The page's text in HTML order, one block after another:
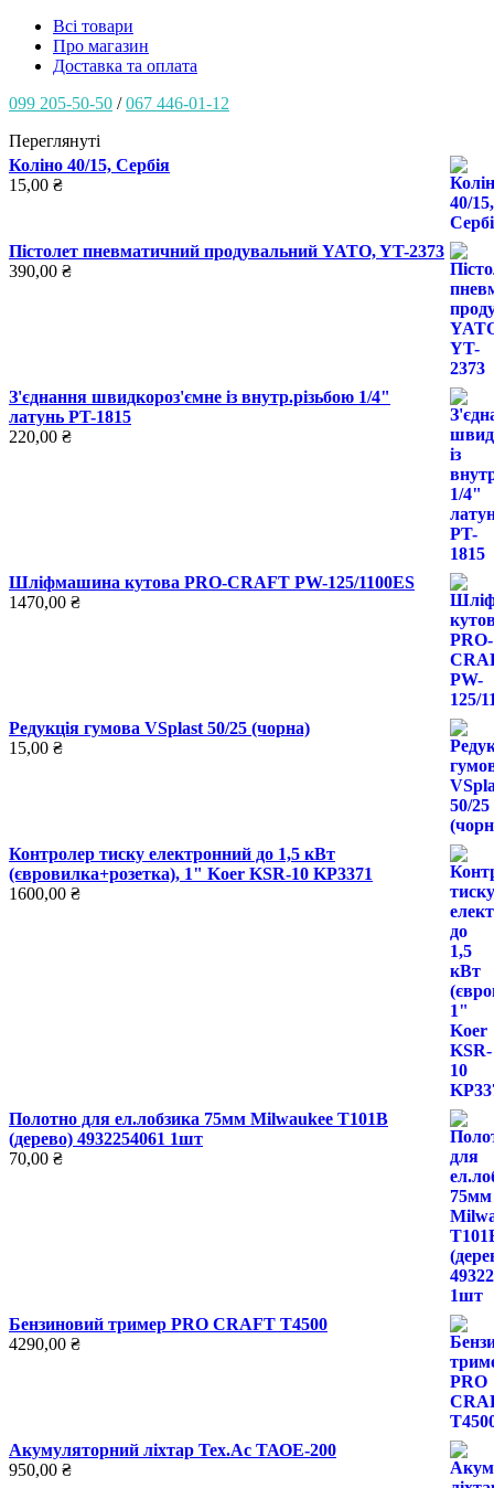
Всі товари
Про магазин
Доставка та оплата
099 205-50-50 /067 446-01-12
Переглянуті
Коліно 40/15, Сербія
15,00 ₴
Пістолет пневматичний продувальний YATO, YT-2373
390,00 ₴
З'єднання швидкороз'ємне із внутр.різьбою 1/4"
латунь PT-1815
220,00 ₴
Шліфмашина кутова PRO-CRAFT PW-125/1100ES
1470,00 ₴
Редукція гумова VSplast 50/25 (чорна)
15,00 ₴
Контролер тиску електронний до 1,5 кВт
(євровилка+розетка), 1" Koer KSR-10 KP3371
1600,00 ₴
Полотно для ел.лобзика 75мм Milwaukee T101B
(дерево) 4932254061 1шт
70,00 ₴
Бензиновий тример PRO СRAFT Т4500
4290,00 ₴
Акумуляторний ліхтар Тех.Ас ТАОЕ-200
950,00 ₴